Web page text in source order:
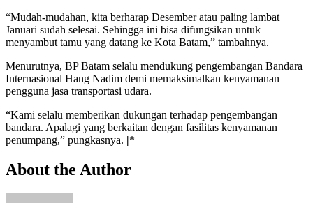
“Mudah-mudahan, kita berharap Desember atau paling lambat
Januari sudah selesai. Sehingga ini bisa difungsikan untuk
menyambut tamu yang datang ke Kota Batam,” tambahnya.
Menurutnya, BP Batam selalu mendukung pengembangan Bandara
Internasional Hang Nadim demi memaksimalkan kenyamanan
pengguna jasa transportasi udara.
“Kami selalu memberikan dukungan terhadap pengembangan
bandara. Apalagi yang berkaitan dengan fasilitas kenyamanan
penumpang,” pungkasnya. |*
About the Author